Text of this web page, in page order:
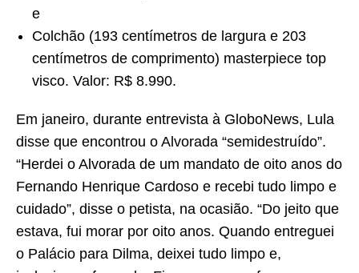
e
Colchão (193 centímetros de largura e 203
centímetros de comprimento) masterpiece top
visco. Valor: R$ 8.990.
Em janeiro, durante entrevista à GloboNews, Lula
disse que encontrou o Alvorada “semidestruído”.
“Herdei o Alvorada de um mandato de oito anos do
Fernando Henrique Cardoso e recebi tudo limpo e
cuidado”, disse o petista, na ocasião. “Do jeito que
estava, fui morar por oito anos. Quando entreguei
o Palácio para Dilma, deixei tudo limpo e,